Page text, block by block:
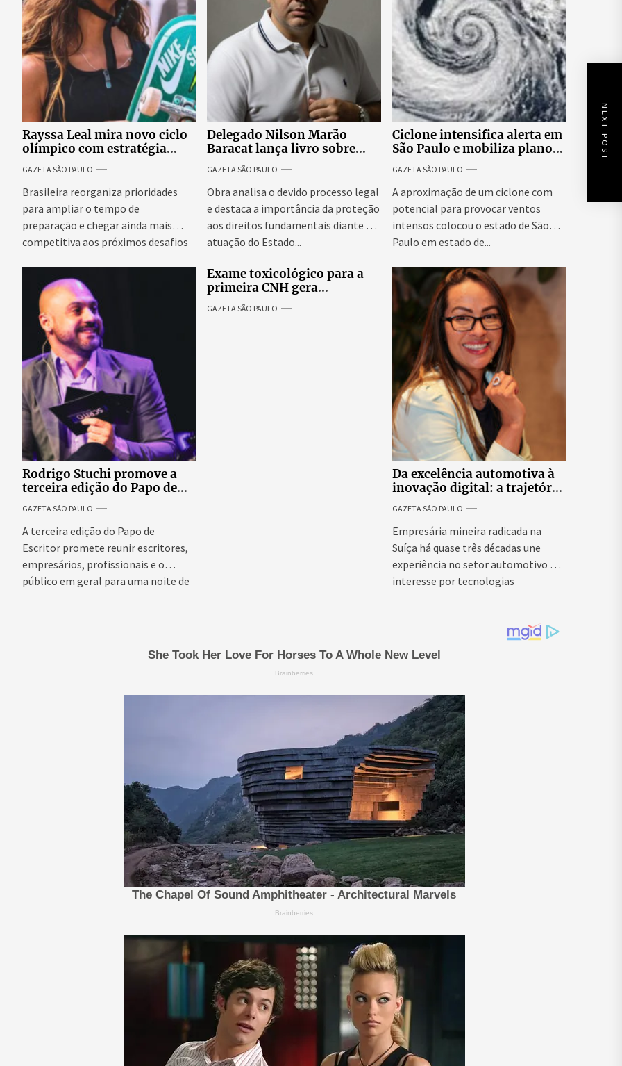
NEXT POST
Rayssa Leal mira novo ciclo
olímpico com estratégia
voltada a mais treinos e
evolução no skate
GAZETA SÃO PAULO
Brasileira reorganiza prioridades
para ampliar o tempo de
preparação e chegar ainda mais
competitiva aos próximos desafios
Delegado Nilson Marão
Baracat lança livro sobre
garantias constitucionais no
processo penal brasileiro
GAZETA SÃO PAULO
Obra analisa o devido processo legal
e destaca a importância da proteção
aos direitos fundamentais diante da
atuação do Estado...
Ciclone intensifica alerta em
São Paulo e mobiliza plano
emergencial para evitar
impactos no fornecimento
de energia
GAZETA SÃO PAULO
A aproximação de um ciclone com
potencial para provocar ventos
intensos colocou o estado de São
Paulo em estado de...
Rodrigo Stuchi promove a
terceira edição do Papo de
Escritor, podcast ao vivo que
reúne especialistas para
discutir saúde mental e
prosperidade.
GAZETA SÃO PAULO
A terceira edição do Papo de
Escritor promete reunir escritores,
empresários, profissionais e o
público em geral para uma noite de
Exame toxicológico para a
primeira CNH gera
denúncias de cortes
excessivos de cabelo e
GAZETA SÃO PAULO
Da excelência automotiva à
inovação digital: a trajetória
internacional da empresária
Adriene Silva
GAZETA SÃO PAULO
Empresária mineira radicada na
Suíça há quase três décadas une
experiência no setor automotivo e
interesse por tecnologias